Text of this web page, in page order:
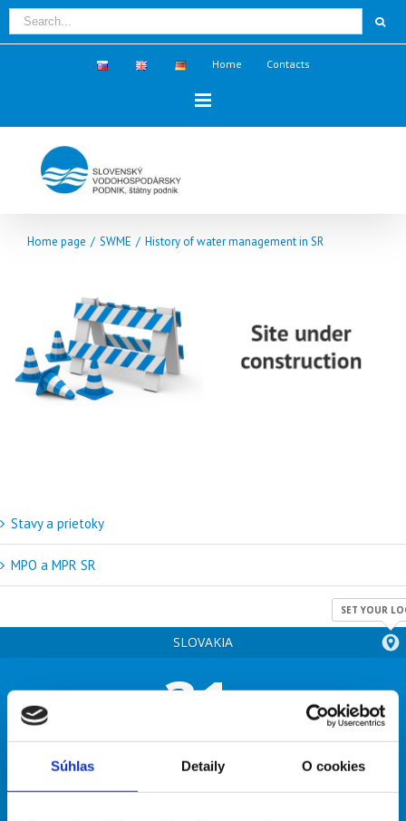
Súhlas Detaily O cookies
Home Contacts
Home page / SWME / History of water management in SR
Stavy a prietoky
MPO a MPR SR
SLOVAKIA
SET YOUR
31°
41% humidity